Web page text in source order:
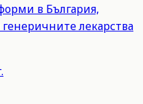
в България,
лекарства